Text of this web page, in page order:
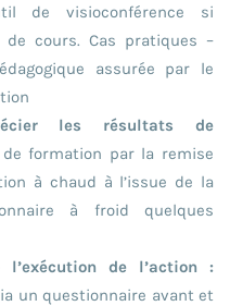
de visioconférence si
cours. Cas pratiques –
assurée par le
les résultats de
de formation par la remise
à chaud à l’issue de la
à froid quelques
de l’action :
un questionnaire avant et